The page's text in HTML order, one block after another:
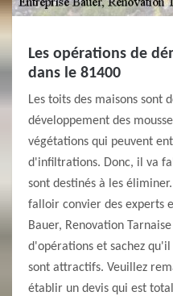
Les opérations de
dans le 81400
Les toits des maisons sont
développement des
végétations qui peuvent
d'infiltrations. Donc, il va
sont destinés à les
falloir convier des experts
Bauer, Renovation
d'opérations et sachez
sont attractifs. Veuillez
établir un devis qui est